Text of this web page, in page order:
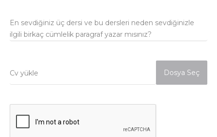
En sevdiğiniz üç dersi ve bu dersleri neden sevdiğinizle
ilgili birkaç cümlelik paragraf yazar mısınız?
Dosya Seç